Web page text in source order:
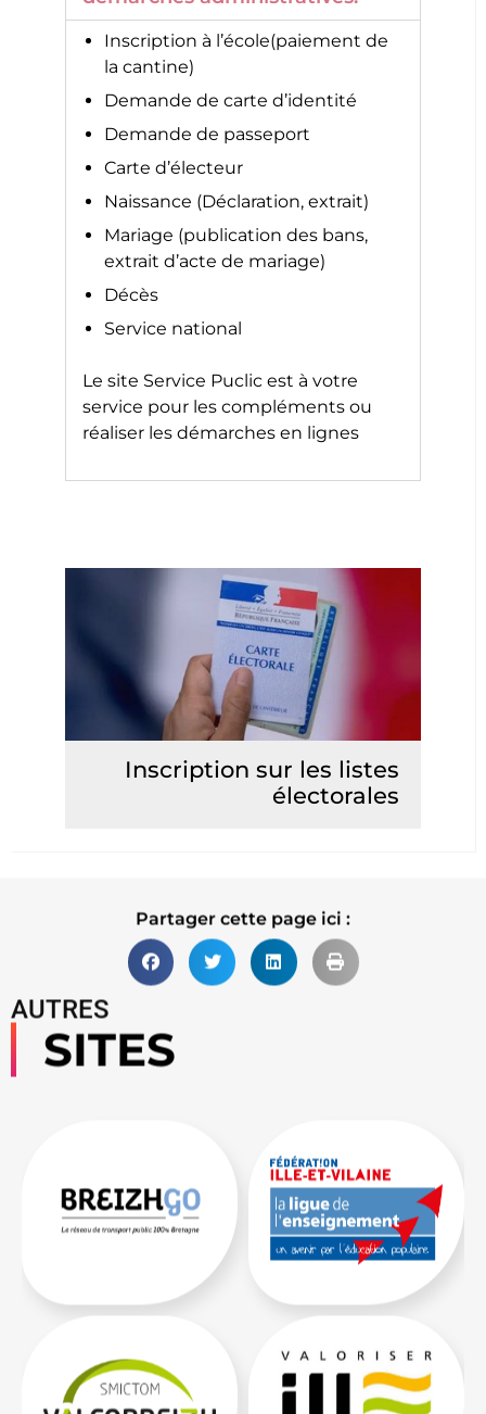
Inscription à l’école(paiement de
la cantine)
Demande de carte d’identité
Demande de passeport
Carte d’électeur
Naissance (Déclaration, extrait)
Mariage (publication des bans,
extrait d’acte de mariage)
Décès
Service national
Le site Service Puclic est à votre
service pour les compléments ou
réaliser les démarches en lignes
Inscription sur les listes
électorales
Partager cette page ici :
AUTRES
SITES